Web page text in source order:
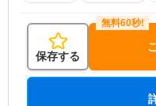
保存する